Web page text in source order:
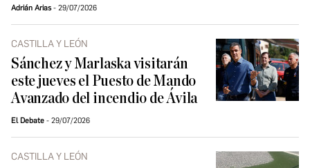
Adrián Arias 29/07/2026
CASTILLA Y LEÓN
Sánchez y Marlaska visitarán
este jueves el Puesto de Mando
Avanzado del incendio de Ávila
El Debate 29/07/2026
CASTILLA Y LEÓN